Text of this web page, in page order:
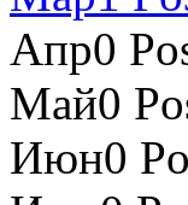
Апр0
Май0
Июн0